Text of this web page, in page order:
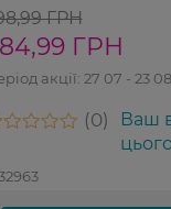
ГРН
ГРН
акції: 27 07 - 23 08
0
Ваш